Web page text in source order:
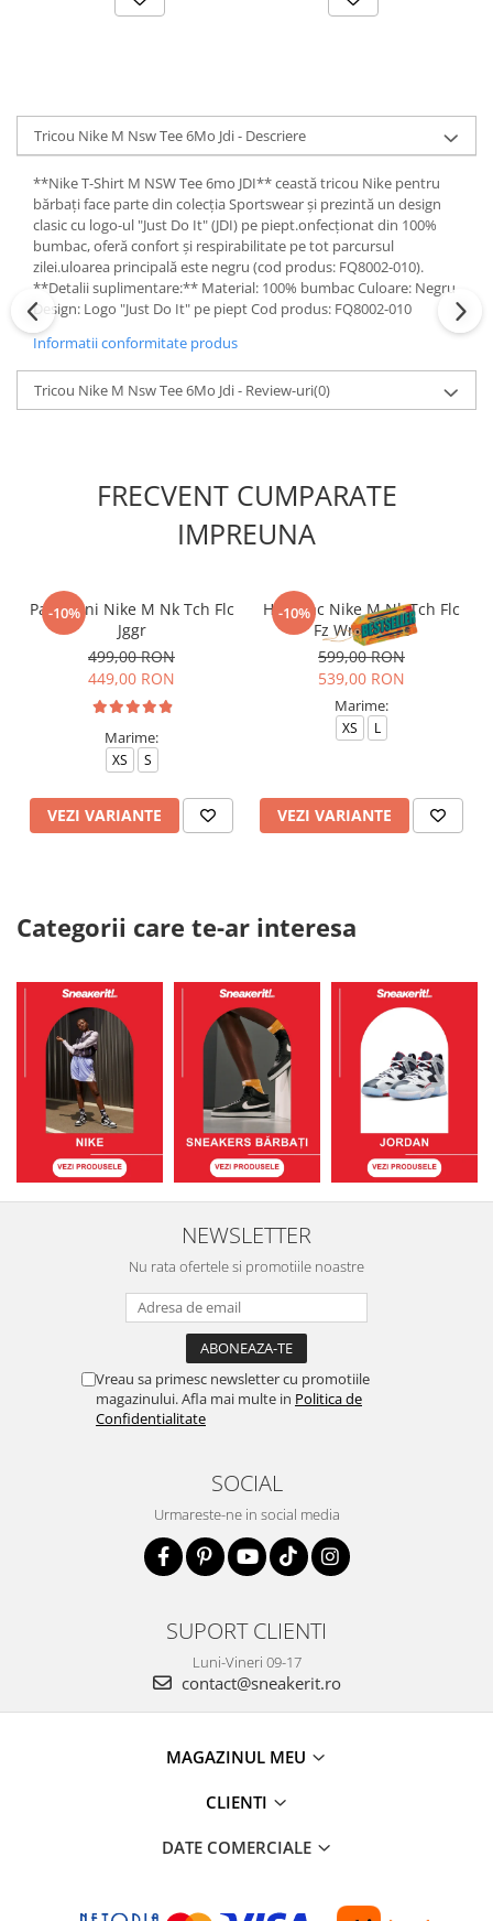
Tricou Nike M Nsw Tee 6Mo Jdi - Descriere
**Nike T-Shirt M NSW Tee 6mo JDI** ceastă tricou Nike pentru
bărbați face parte din colecția Sportswear și prezintă un design
clasic cu logo-ul "Just Do It" (JDI) pe piept.onfecționat din 100%
bumbac, oferă confort și respirabilitate pe tot parcursul
zilei.uloarea principală este negru (cod produs: FQ8002-010).
**Detalii suplimentare:** Material: 100% bumbac Culoare: Negru
Design: Logo "Just Do It" pe piept Cod produs: FQ8002-010
Informatii conformitate produs
Tricou Nike M Nsw Tee 6Mo Jdi - Review-uri(0)
FRECVENT CUMPARATE
IMPREUNA
-10%
Pantaloni Nike M Nk Tch Flc
Jggr
499,00 RON
449,00 RON
Marime:
XS S
VEZI VARIANTE
-10%
Hanorac Nike M Nk Tch Flc
Fz Wr Hoodie
599,00 RON
539,00 RON
Marime:
XS L
VEZI VARIANTE
Categorii care te-ar interesa
NEWSLETTER
Nu rata ofertele si promotiile noastre
Vreau sa primesc newsletter cu promotiile
magazinului. Afla mai multe in Politica de
Confidentialitate
SOCIAL
Urmareste-ne in social media
SUPORT CLIENTI
Luni-Vineri 09-17
contact@sneakerit.ro
MAGAZINUL MEU
CLIENTI
DATE COMERCIALE